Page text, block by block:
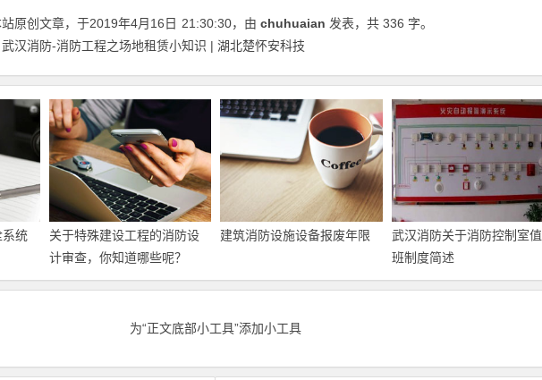
原创文章，于2019年4月16日 21:30:30，由 chuhuaian 发表，共 336 字。
武汉消防-消防工程之场地租赁小知识 | 湖北楚怀安科技
系统
关于特殊建设工程的消防设
计审查，你知道哪些呢？
建筑消防设施设备报废年限
武汉消防关于消防控制室值
班制度简述
为“正文底部小工具”添加小工具